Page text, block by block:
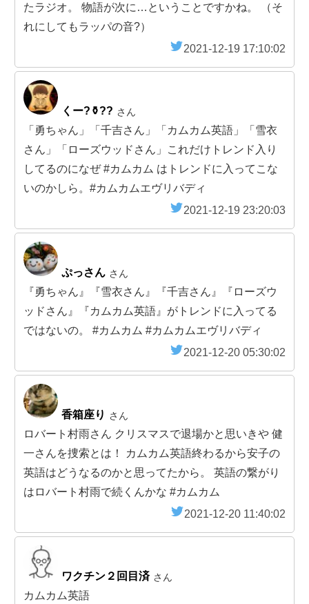
たラジオ。 物語が次に…ということですかね。 （そ
れにしてもラッパの音?）
2021-12-19 17:10:02
くー?⚱️?? さん
「勇ちゃん」「千吉さん」「カムカム英語」「雪衣
さん」「ローズウッドさん」これだけトレンド入り
してるのになぜ #カムカム はトレンドに入ってこな
いのかしら。#カムカムエヴリバディ
2021-12-19 23:20:03
ぷっさん さん
『勇ちゃん』『雪衣さん』『千吉さん』『ローズウ
ッドさん』『カムカム英語』がトレンドに入ってる
ではないの。 #カムカム #カムカムエヴリバディ
2021-12-20 05:30:02
香箱座り さん
ロバート村雨さん クリスマスで退場かと思いきや 健
一さんを捜索とは！ カムカム英語終わるから安子の
英語はどうなるのかと思ってたから。 英語の繋がり
はロバート村雨で続くんかな #カムカム
2021-12-20 11:40:02
ワクチン２回目済 さん
カムカム英語